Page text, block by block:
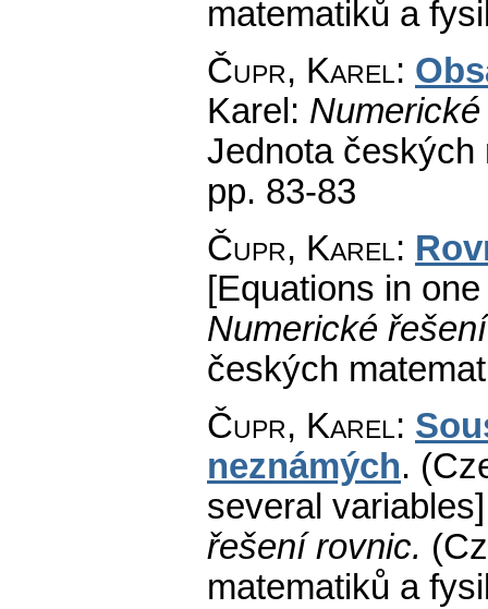
matematiků a
Čupr, Karel:
Karel:
Jednota českých
pp. 83-83
Čupr, Karel:
[Equations in
Numerické
českých
Čupr, Karel:
neznámých.
several
řešení rovnic.
matematiků a